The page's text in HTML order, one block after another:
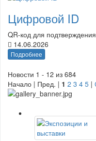
Цифровой ID
QR-код для подтверждения
14.06.2026
Подробнее
Новости 1 - 12 из 684
Начало | Пред. | 1 2 3 4 5 |